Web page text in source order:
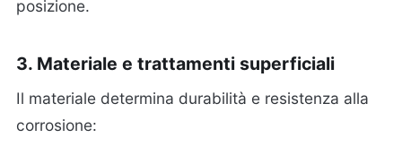
posizione.
3. Materiale e trattamenti superficiali
Il materiale determina durabilità e resistenza alla
corrosione: